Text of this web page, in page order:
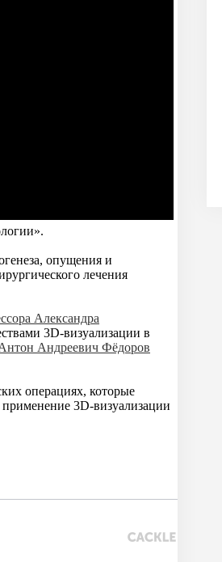
опущения и
лечения
Александра
3D-визуализации в
Андреевич Фёдоров
операциях, которые
3D-визуализации